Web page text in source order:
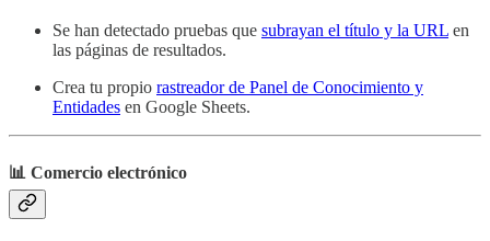
Se han detectado pruebas que subrayan el título y la URL en
las páginas de resultados.
Crea tu propio rastreador de Panel de Conocimiento y
Entidades en Google Sheets.
📊 Comercio electrónico